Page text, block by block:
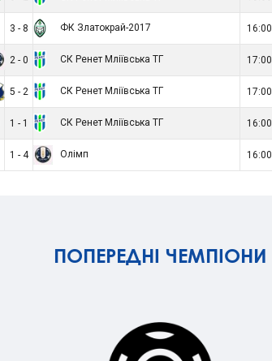
3 - 8 ФК Златокрай-2017 16:00
2 - 0 СК Ренет Мліївська ТГ 17:00
5 - 2 СК Ренет Мліївська ТГ 17:00
1 - 1 СК Ренет Мліївська ТГ 16:00
1 - 4 Олімп 16:00
ПОПЕРЕДНІ ЧЕМПІОНИ